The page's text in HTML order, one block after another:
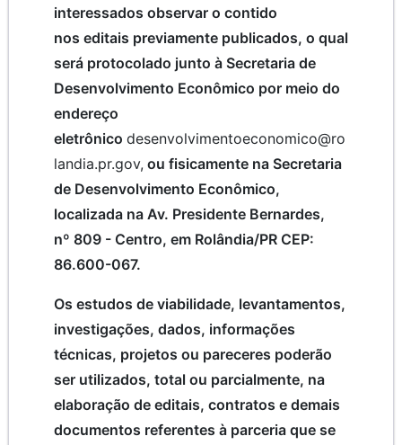
interessados observar o contido
nos editais previamente publicados, o qual
será protocolado junto à Secretaria de
Desenvolvimento Econômico por meio do
endereço
eletrônico desenvolvimentoeconomico@ro
landia.pr.gov, ou fisicamente na Secretaria
de Desenvolvimento Econômico,
localizada na Av. Presidente Bernardes,
nº 809 - Centro, em Rolândia/PR CEP:
86.600-067.
Os estudos de viabilidade, levantamentos,
investigações, dados, informações
técnicas, projetos ou pareceres poderão
ser utilizados, total ou parcialmente, na
elaboração de editais, contratos e demais
documentos referentes à parceria que se